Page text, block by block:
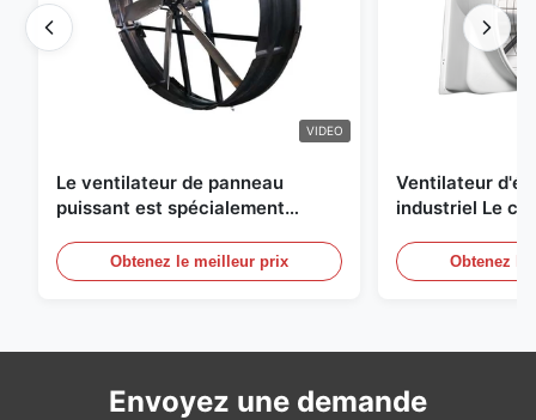
VIDEO
Le ventilateur de panneau
puissant est spécialement
diamètre de lame de 1830 mm et
un volume d'air de 120000 m3/h
Obtenez le meilleur prix
Ventilateur
industriel Le
et de Obtenez
Envoyez une demande